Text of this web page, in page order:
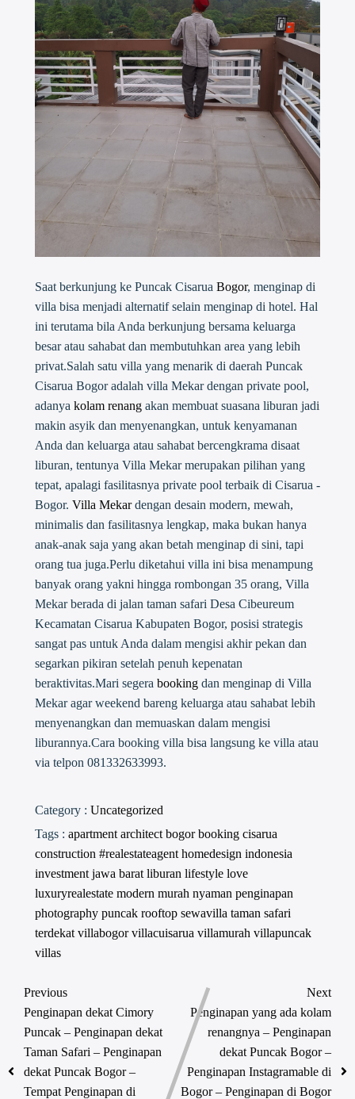
Saat berkunjung ke Puncak Cisarua Bogor, menginap di
villa bisa menjadi alternatif selain menginap di hotel. Hal
ini terutama bila Anda berkunjung bersama keluarga
besar atau sahabat dan membutuhkan area yang lebih
privat.Salah satu villa yang menarik di daerah Puncak
Cisarua Bogor adalah villa Mekar dengan private pool,
adanya kolam renangakan membuat suasana liburan jadi
makin asyik dan menyenangkan, untuk kenyamanan
Anda dan keluarga atau sahabat bercengkrama disaat
liburan, tentunya Villa Mekar merupakan pilihan yang
tepat, apalagi fasilitasnya private pool terbaik di Cisarua -
Bogor. Villa Mekardengan desain modern, mewah,
minimalis dan fasilitasnya lengkap, maka bukan hanya
anak-anak saja yang akan betah menginap di sini, tapi
orang tua juga.Perlu diketahui villa ini bisa menampung
banyak orang yakni hingga rombongan 35 orang, Villa
Mekar berada di jalan taman safari Desa Cibeureum
Kecamatan Cisarua Kabupaten Bogor, posisi strategis
sangat pas untuk Anda dalam mengisi akhir pekan dan
segarkan pikiran setelah penuh kepenatan
beraktivitas.Mari segera bookingdan menginap di Villa
Mekar agar weekend bareng keluarga atau sahabat lebih
menyenangkan dan memuaskan dalam mengisi
liburannya.Cara booking villa bisa langsung ke villa atau
via telpon 081332633993.
Category : Uncategorized
Tags : apartment architect bogorbooking cisarua
construction #realestateagent homedesign indonesia
investment jawa barat liburan lifestyle love
luxuryrealestate modern murah nyaman penginapan
photography puncak rooftop sewavilla taman safari
terdekat villabogorvillacuisarua villamurah villapuncak
villas
Previous
Penginapan dekat Cimory
Puncak – Penginapan dekat
Taman Safari – Penginapan
dekat Puncak Bogor –
Tempat Penginapan di
Next
Penginapan yang ada kolam
renangnya – Penginapan
dekat Puncak Bogor –
Penginapan Instagramable di
Bogor – Penginapan di Bogor